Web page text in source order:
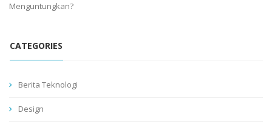
Menguntungkan?
CATEGORIES
Berita Teknologi
Design